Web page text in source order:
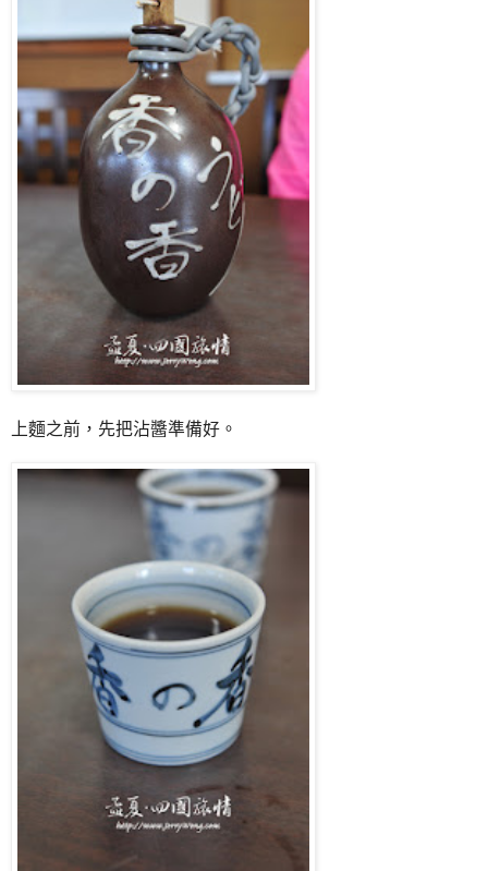
上麵之前，先把沾醬準備好。